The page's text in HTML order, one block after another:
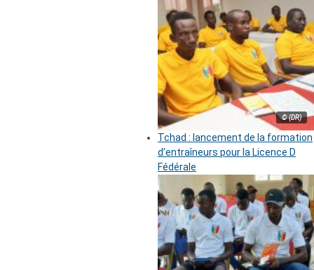
© (DR)
Tchad : lancement de la formation
d’entraîneurs pour la Licence D
Fédérale